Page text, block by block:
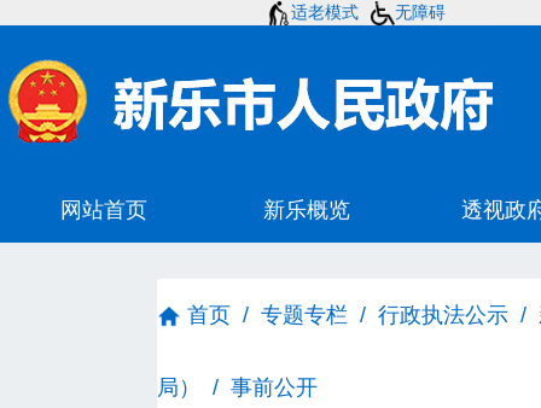
适老模式 无障碍
首页 / 专题专栏 / 行政执法公示 /
局） / 事前公开